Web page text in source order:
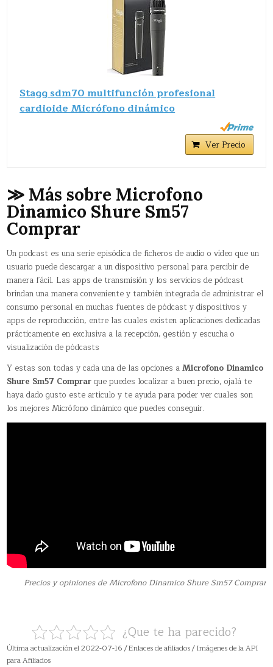
Stagg sdm70 multifunción profesional
cardioide Micrófono dinámico
Ver Precio
≫ Más sobre Microfono
Dinamico Shure Sm57
Comprar
Un podcast​ es una serie episódica de ficheros de audio o vídeo que un
usuario puede descargar a un dispositivo personal para percibir de
manera fácil. Las apps de transmisión y los servicios de pódcast
brindan una manera conveniente y también integrada de administrar el
consumo personal en muchas fuentes de pódcast y dispositivos y
apps de reproducción, entre las cuales existen aplicaciones dedicadas
prácticamente en exclusiva a la recepción, gestión y escucha o
visualización de pódcasts
Y estas son todas y cada una de las opciones aMicrofono Dinamico
Shure Sm57 Comprarque puedes localizar a buen precio, ojalá te
haya dado gusto este articulo y te ayuda para poder ver cuales son
los mejores Micrófono dinámico que puedes conseguir.
Precios y opiniones de Microfono Dinamico Shure Sm57 Comprar
¿Que te ha parecido?
Última actualización el 2022-07-16 / Enlaces de afiliados / Imágenes de la API
para Afiliados